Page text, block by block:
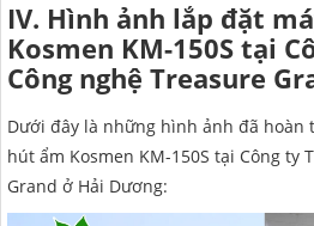
IV. Hình ảnh lắp đặt
Kosmen KM-150S tại
Công nghệ Treasure
Dưới đây là những hình ảnh đã
hút ẩm Kosmen KM-150S tại Công ty
Grand ở Hải Dương: